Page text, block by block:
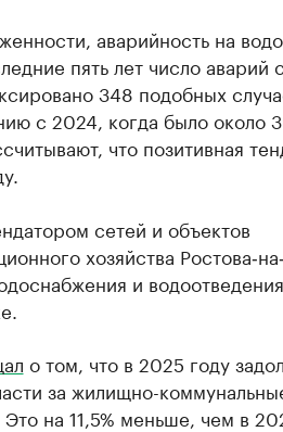
аварийность на
пять лет число аварий
348 подобных
с 2024, когда было около
что позитивная
сетей и объектов
хозяйства
и
о том, что в 2025 году
за жилищно-
на 11,5% меньше, чем в